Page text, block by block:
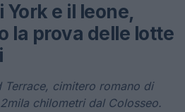
e il leone,
la prova delle lotte
Terrace, cimitero romano di
chilometri dal Colosseo.